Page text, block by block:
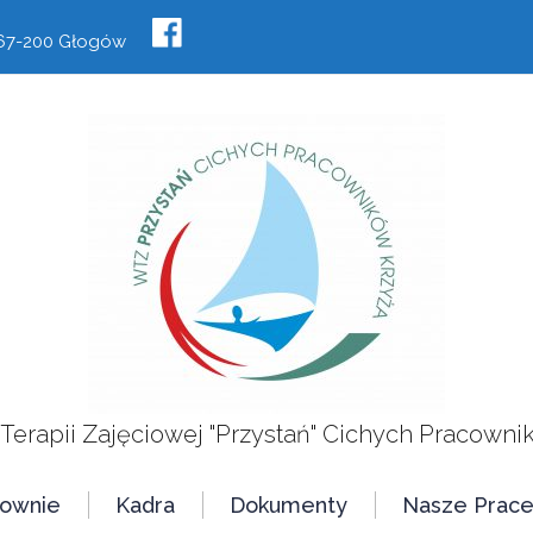
200 Głogów
Zajęciowej "Przystań" Cichych
Kadra Dokumenty Nasze Prace